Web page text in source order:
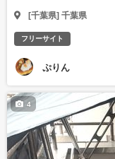
[千葉県] 千葉県
フリーサイト
ぷりん
4